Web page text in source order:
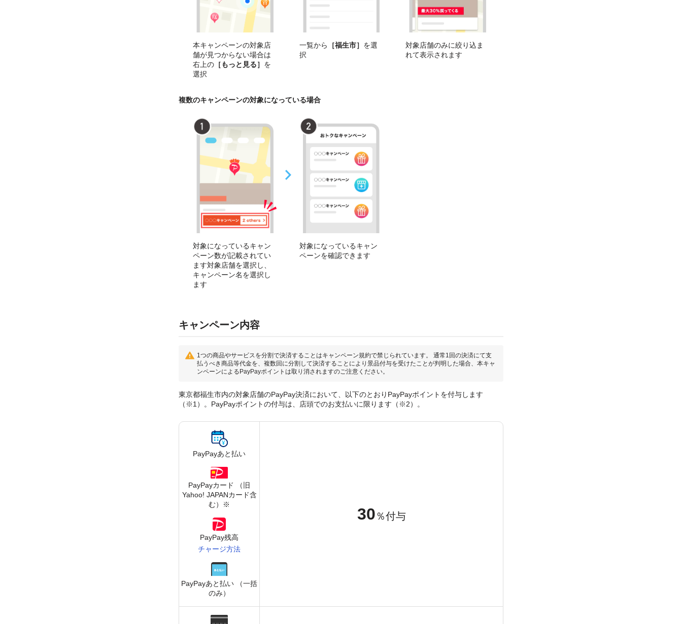
本キャンペーンの対象店
舗が見つからない場合は
右上の ［もっと見る］ を
選択
一覧から ［福生市］ を選
択
対象店舗のみに絞り込ま
れて表示されます
複数のキャンペーンの対象になっている場合
対象になっているキャン
ペーン数が記載されてい
ます対象店舗を選択し、
キャンペーン名を選択し
ます
対象になっているキャン
ペーンを確認できます
キャンペーン内容
1つの商品やサービスを分割で決済することはキャンペーン規約で禁じられています。 通常1回の決済にて支
払うべき商品等代金を、複数回に分割して決済することにより景品付与を受けたことが判明した場合、本キャ
ンペーンによるPayPayポイントは取り消されますのご注意ください。
東京都福生市内の対象店舗のPayPay決済において、以下のとおりPayPayポイントを付与します
（※1）。PayPayポイントの付与は、店頭でのお支払いに限ります（※2）。
PayPayあと払い
PayPayカード （旧
Yahoo! JAPANカード含
む）※
PayPay残高
チャージ方法
PayPayあと払い （一括
のみ）
30 ％付与